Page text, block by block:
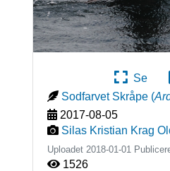
Se
Sodfarvet Skråpe (
2017-08-05
Silas Kristian Krag
Uploadet 2018-01-01
1526